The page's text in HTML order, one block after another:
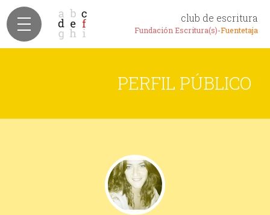
club de escritura
Fundación Escritura(s)-Fuentetaja
PERFIL PÚBLICO